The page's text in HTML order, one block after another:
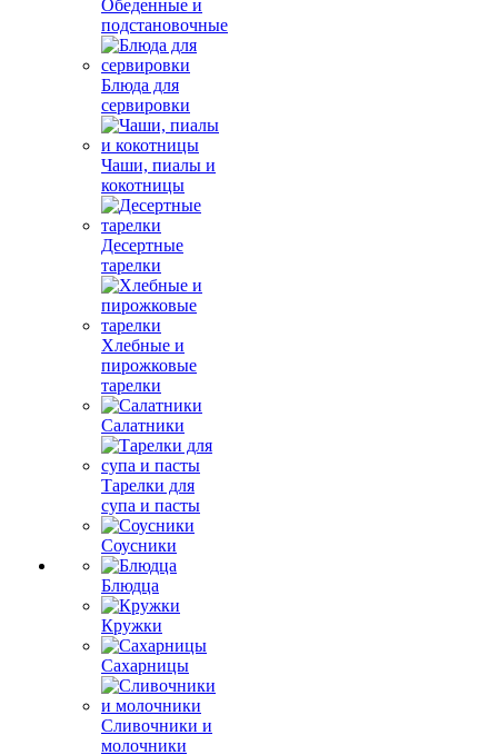
Обеденные и
подстановочные
Блюда для
сервировки
Чаши, пиалы и
кокотницы
Десертные
тарелки
Хлебные и
пирожковые
тарелки
Салатники
Тарелки для
супа и пасты
Соусники
Блюдца
Кружки
Сахарницы
Сливочники и
молочники